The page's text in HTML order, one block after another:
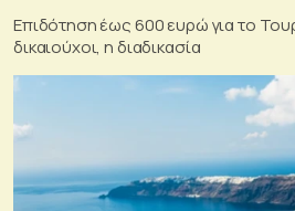
Επιδότηση έως 600 ευρώ για το
δικαιούχοι, η διαδικασία